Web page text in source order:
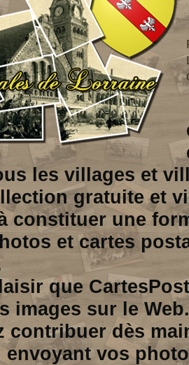
les villages et
gratuite et
constituer une
et cartes
que
images sur le Web.
contribuer dès
envoyant vos